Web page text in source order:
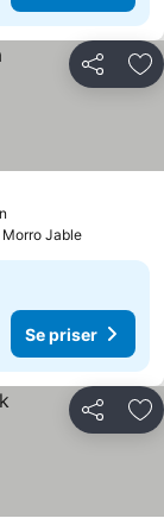
Dela
Jable
Se priser
Dela